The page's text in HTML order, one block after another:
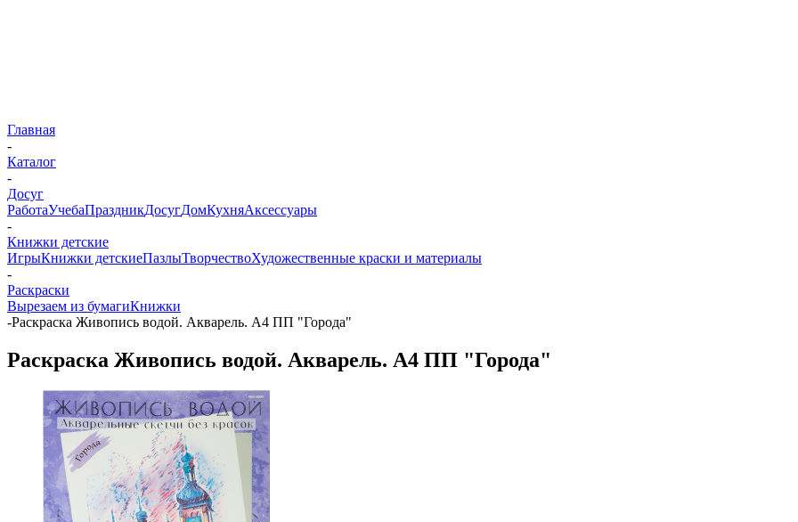
Главная
-
Каталог
-
Досуг
РаботаУчебаПраздникДосугДомКухняАксессуары
-
Книжки детские
ИгрыКнижки детскиеПазлыТворчествоХудожественные краски и материалы
-
Раскраски
Вырезаем из бумагиКнижки
-Раскраска Живопись водой. Акварель. А4 ПП "Города"
Раскраска Живопись водой. Акварель. А4 ПП "Города"